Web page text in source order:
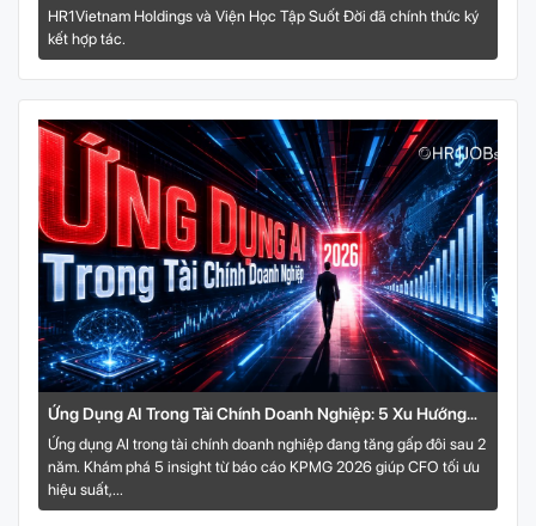
Tác Chiến Lược
HR1Vietnam Holdings và Viện Học Tập Suốt Đời đã chính thức ký
kết hợp tác.
Ứng Dụng AI Trong Tài Chính Doanh Nghiệp: 5 Xu Hướng
Quyết Định Lợi Thế Cạnh Tranh 2026
Ứng dụng AI trong tài chính doanh nghiệp đang tăng gấp đôi sau 2
năm. Khám phá 5 insight từ báo cáo KPMG 2026 giúp CFO tối ưu
hiệu suất,...